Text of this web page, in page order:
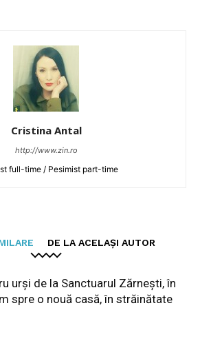
Cristina Antal
http://www.zin.ro
full-time / Pesimist part-time
DE LA ACELAȘI AUTOR
urși de la Sanctuarul Zărnești, în
spre o nouă casă, în străinătate